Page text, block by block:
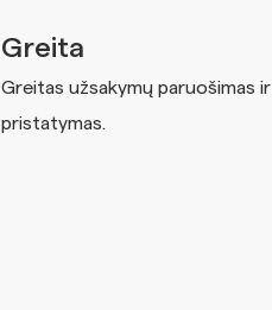
Greita
Greitas užsakymų paruošimas ir
pristatymas.